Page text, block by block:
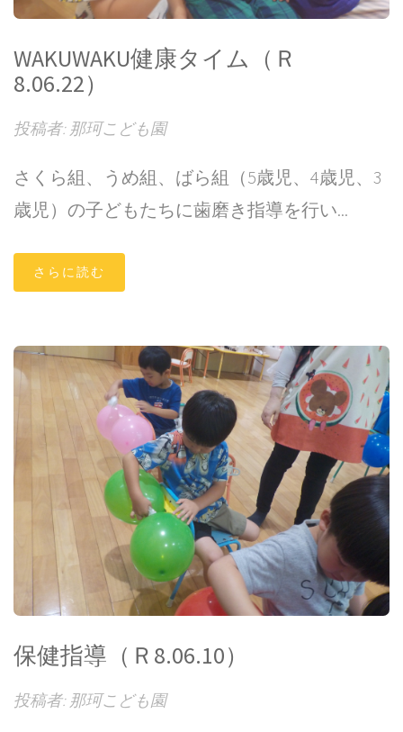
WAKUWAKU健康タイム（Ｒ
8.06.22）
投稿者: 那珂こども園
さくら組、うめ組、ばら組（5歳児、4歳児、3
歳児）の子どもたちに歯磨き指導を行い...
さらに読む
保健指導（Ｒ8.06.10）
投稿者: 那珂こども園